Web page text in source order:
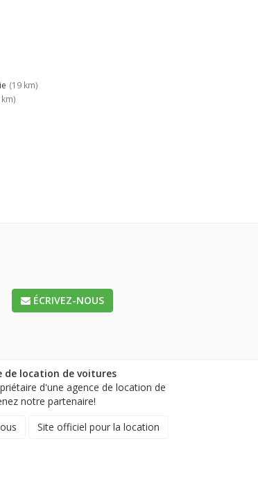
(19 km)
ÉCRIVEZ-NOUS
de location de voitures
d'une agence de location de
notre partenaire!
Site officiel pour la location